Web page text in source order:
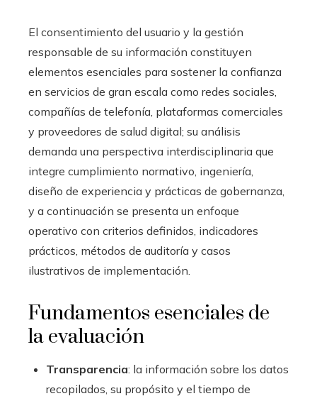
El consentimiento del usuario y la gestión
responsable de su información constituyen
elementos esenciales para sostener la confianza
en servicios de gran escala como redes sociales,
compañías de telefonía, plataformas comerciales
y proveedores de salud digital; su análisis
demanda una perspectiva interdisciplinaria que
integre cumplimiento normativo, ingeniería,
diseño de experiencia y prácticas de gobernanza,
y a continuación se presenta un enfoque
operativo con criterios definidos, indicadores
prácticos, métodos de auditoría y casos
ilustrativos de implementación.
Fundamentos esenciales de
la evaluación
Transparencia: la información sobre los datos
recopilados, su propósito y el tiempo de